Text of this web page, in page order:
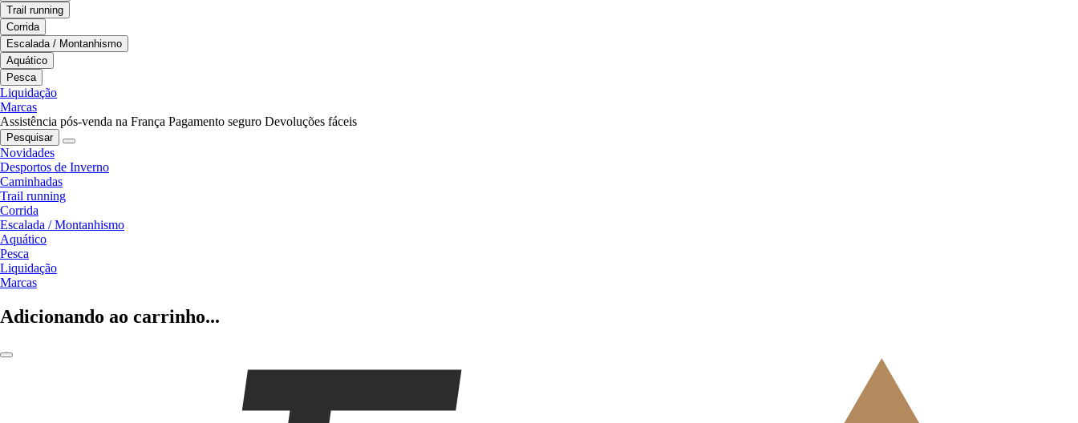
Trail running
Corrida
Escalada / Montanhismo
Aquático
Pesca
Liquidação
Marcas
Assistência pós-venda na França Pagamento seguro Devoluções fáceis
Pesquisar
Novidades
Desportos de Inverno
Caminhadas
Trail running
Corrida
Escalada / Montanhismo
Aquático
Pesca
Liquidação
Marcas
Adicionando ao carrinho...